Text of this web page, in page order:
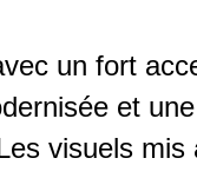
un fort
et une
visuels mis